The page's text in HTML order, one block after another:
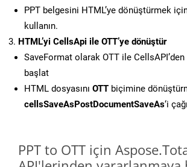
PPT belgesini HTML’ye dönüştürmek
kullanın.
HTML’yi CellsApi ile OTT’ye dönüştür
SaveFormat olarak OTT ile CellsAPI’den
başlat
HTML dosyasını OTT biçimine
cellsSaveAsPostDocumentSaveAs‘i
PPT to OTT için